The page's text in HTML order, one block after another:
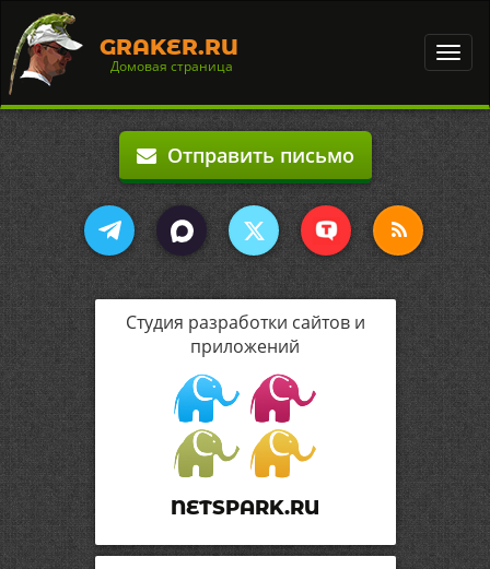
GRAKER.RU
Домовая страница
Отправить письмо
Студия разработки сайтов и
приложений
NETSPARK.RU